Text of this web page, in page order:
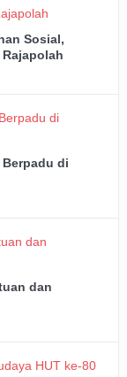
Sosial,
Rajapolah
di
dan